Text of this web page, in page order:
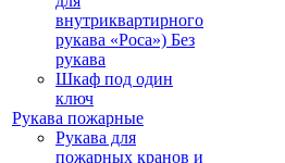
внутриквартирного
рукава «Роса») Без
рукава
Шкаф под один
ключ
Рукава пожарные
Рукава для
пожарных кранов и